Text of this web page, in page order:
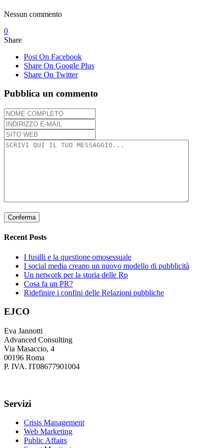
Nessun commento
0
Share
Post On Facebook
Share On Google Plus
Share On Twitter
Pubblica un commento
Recent Posts
I fusilli e la questione omosessuale
I social media creano un nuovo modello di pubblicità
Un network per la storia delle Rp
Cosa fa un PR?
Ridefinire i confini delle Relazioni pubbliche
EJCO
Eva Jannotti
Advanced Consulting
Via Masaccio, 4
00196 Roma
P. IVA. IT08677901004
Servizi
Crisis Management
Web Marketing
Public Affairs